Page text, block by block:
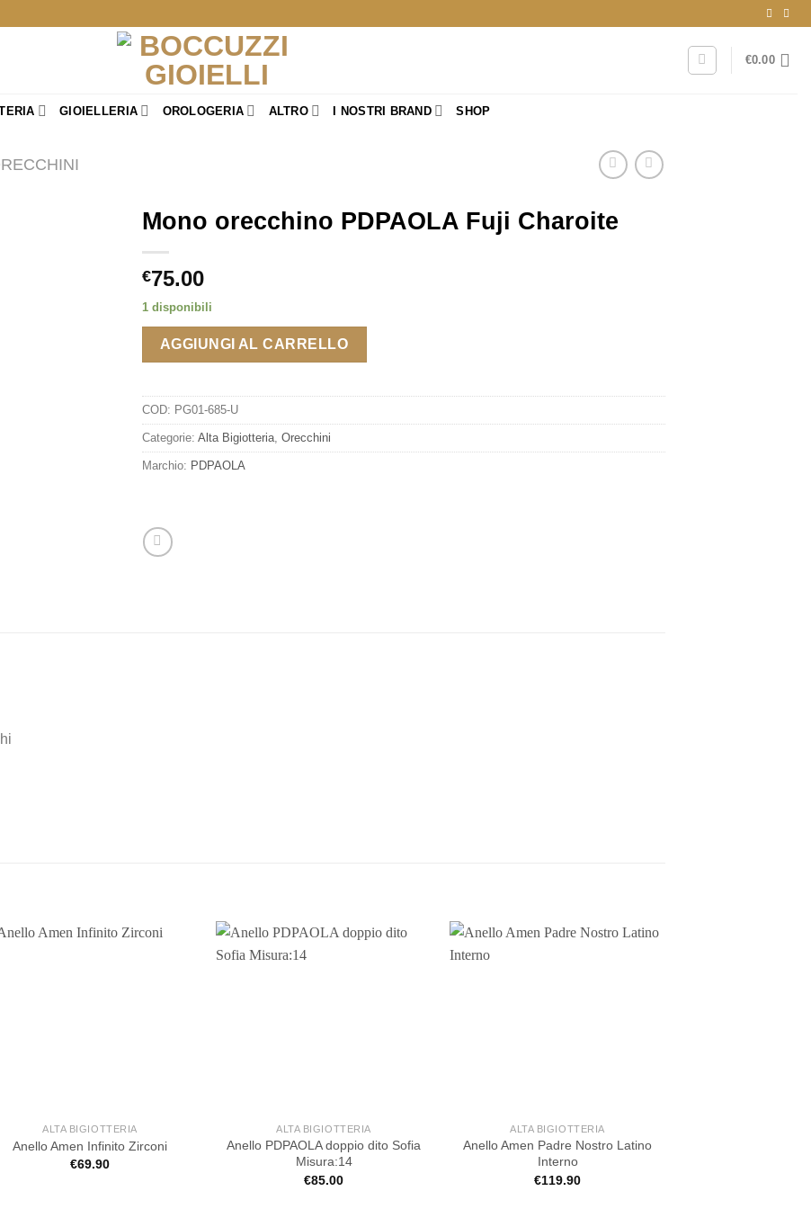
€0.00
GIOIELLERIA OROLOGERIA ALTRO I NOSTRI BRAND SHOP
Mono orecchino PDPAOLA Fuji Charoite
€75.00
1 disponibili
AGGIUNGI AL CARRELLO
COD: PG01-685-U
Categorie: Alta Bigiotteria, Orecchini
Marchio: PDPAOLA
ALTA BIGIOTTERIA
Anello Amen Infinito Zirconi
€69.90
ALTA BIGIOTTERIA
Anello PDPAOLA doppio dito Sofia
Misura:14
€85.00
ALTA BIGIOTTERIA
Anello Amen Padre Nostro Latino
Interno
€119.90